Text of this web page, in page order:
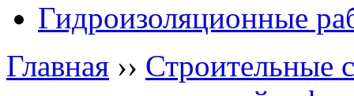
Гидроизоляционные
Главная ›› Строительные